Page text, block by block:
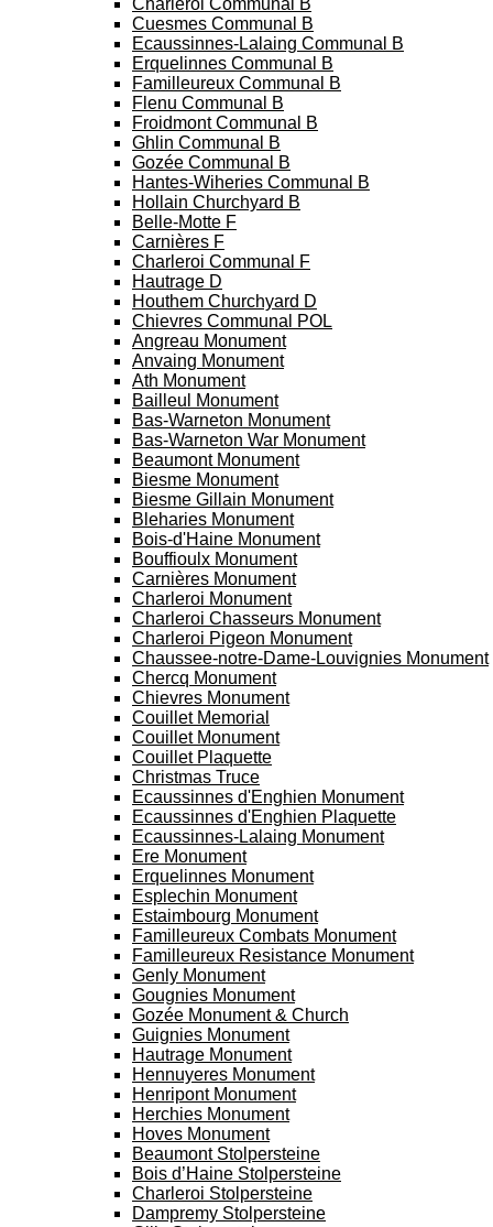
Charleroi Communal B
Cuesmes Communal B
Ecaussinnes-Lalaing Communal B
Erquelinnes Communal B
Familleureux Communal B
Flenu Communal B
Froidmont Communal B
Ghlin Communal B
Gozée Communal B
Hantes-Wiheries Communal B
Hollain Churchyard B
Belle-Motte F
Carnières F
Charleroi Communal F
Hautrage D
Houthem Churchyard D
Chievres Communal POL
Angreau Monument
Anvaing Monument
Ath Monument
Bailleul Monument
Bas-Warneton Monument
Bas-Warneton War Monument
Beaumont Monument
Biesme Monument
Biesme Gillain Monument
Bleharies Monument
Bois-d'Haine Monument
Bouffioulx Monument
Carnières Monument
Charleroi Monument
Charleroi Chasseurs Monument
Charleroi Pigeon Monument
Chaussee-notre-Dame-Louvignies Monument
Chercq Monument
Chievres Monument
Couillet Memorial
Couillet Monument
Couillet Plaquette
Christmas Truce
Ecaussinnes d'Enghien Monument
Ecaussinnes d'Enghien Plaquette
Ecaussinnes-Lalaing Monument
Ere Monument
Erquelinnes Monument
Esplechin Monument
Estaimbourg Monument
Familleureux Combats Monument
Familleureux Resistance Monument
Genly Monument
Gougnies Monument
Gozée Monument & Church
Guignies Monument
Hautrage Monument
Hennuyeres Monument
Henripont Monument
Herchies Monument
Hoves Monument
Beaumont Stolpersteine
Bois d’Haine Stolpersteine
Charleroi Stolpersteine
Dampremy Stolpersteine